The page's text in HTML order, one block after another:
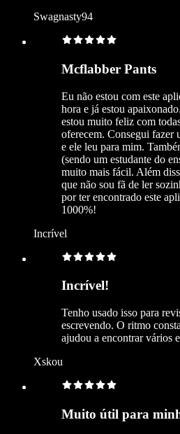
Swagnasty94
Mcflabber Pants
Eu não estou com este
hora e já estou
estou muito feliz com
oferecem. Consegui fazer
e ele leu para mim.
(sendo um estudante do
muito mais fácil. Além
que não sou fã de ler
por ter encontrado este
1000%!
Incrível
Incrível!
Tenho usado isso para
escrevendo. O ritmo
ajudou a encontrar vários
Xskou
Muito útil para